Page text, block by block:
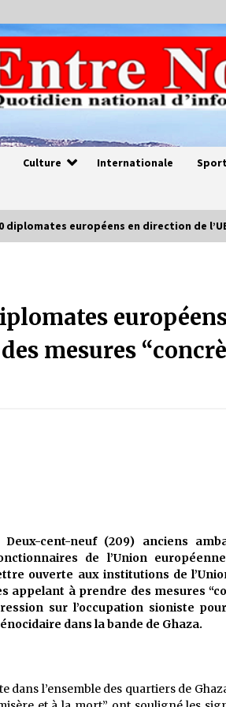
Culture Internationale
Quand on va vite
diplomates européens en direction de
mesures
Deux-cent-neuf (209) anciens
de l’Union
ouverte aux institutions de
appelant à prendre des mesures
sur l’occupation sioniste
dans la bande de Ghaza.
l’ensemble des quartiers de